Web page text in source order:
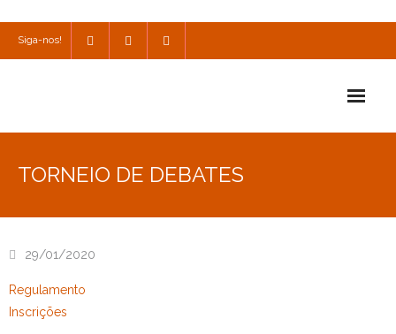
Siga-nos!
Consulta
TORNEIO DE DEBATES
29/01/2020
Regulamento
Inscrições